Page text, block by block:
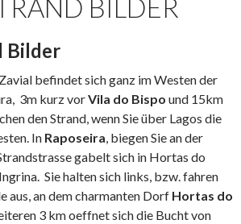
BILDER
Bilder
befindet sich ganz im Westen der
3m kurz vorVila do Bispo und 15km
den Strand, wenn Sie über Lagos die
In Raposeira, biegen Sie an der
gabelt sich in Hortas do
Sie halten sich links, bzw. fahren
aus, an dem charmanten Dorf Hortas do
3 km oeffnet sich die Bucht von